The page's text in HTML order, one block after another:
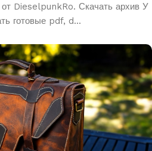
DieselpunkRo. Скачать архив У
готовые pdf, d...